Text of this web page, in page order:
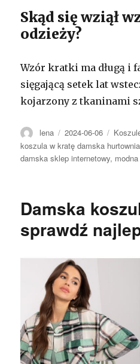
Skąd się wziął
odzieży?
Wzór kratki ma długą i
sięgającą setek lat
kojarzony z tkaninami
Autor
lena Opublikowano
2024-06-06
koszula w kratę damska
damska sklep internetowy,
Damska
sprawdź